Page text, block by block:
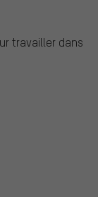
travailler dans